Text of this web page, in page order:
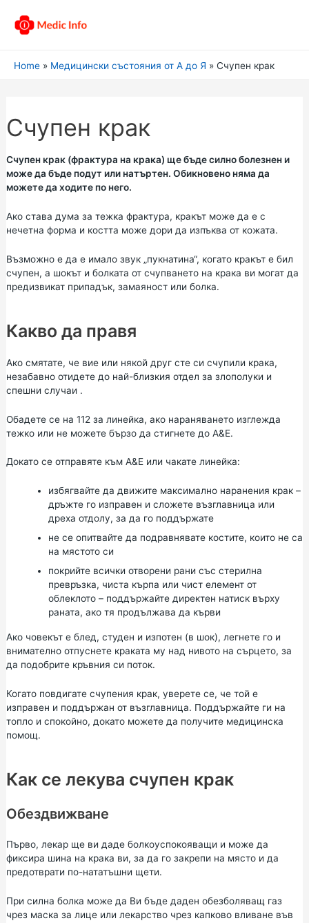
Home Медицински състояния от А до Я Счупен крак
Счупен крак
Счупен крак (фрактура на крака) ще бъде силно болезнен и
може да бъде подут или натъртен. Обикновено няма да
можете да ходите по него.
Ако става дума за тежка фрактура, кракът може да е с
нечетна форма и костта може дори да изпъква от кожата.
Възможно е да е имало звук „пукнатина“, когато кракът е бил
счупен, а шокът и болката от счупването на крака ви могат да
предизвикат припадък, замаяност или болка.
Какво да правя
Ако смятате, че вие или някой друг сте си счупили крака,
незабавно отидете до най-близкия отдел за злополуки и
спешни случаи .
Обадете се на 112 за линейка, ако нараняването изглежда
тежко или не можете бързо да стигнете до A&E.
Докато се отправяте към A&E или чакате линейка:
избягвайте да движите максимално наранения крак –
дръжте го изправен и сложете възглавница или
дреха отдолу, за да го поддържате
не се опитвайте да подравнявате костите, които не са
на мястото си
покрийте всички отворени рани със стерилна
превръзка, чиста кърпа или чист елемент от
облеклото – поддържайте директен натиск върху
раната, ако тя продължава да кърви
Ако човекът е блед, студен и изпотен (в шок), легнете го и
внимателно отпуснете краката му над нивото на сърцето, за
да подобрите кръвния си поток.
Когато повдигате счупения крак, уверете се, че той е
изправен и поддържан от възглавница. Поддържайте ги на
топло и спокойно, докато можете да получите медицинска
помощ.
Как се лекува счупен крак
Обездвижване
Първо, лекар ще ви даде болкоуспокояващи и може да
фиксира шина на крака ви, за да го закрепи на място и да
предотврати по-нататъшни щети.
При силна болка може да Ви бъде даден обезболяващ газ
чрез маска за лице или лекарство чрез капково вливане във